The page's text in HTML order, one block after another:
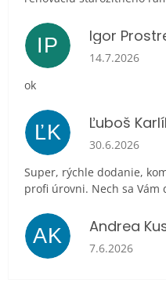
IP Igor
Hodnotenie
14.7.2026
ok
ĽK Ľuboš
Hodnotenie
30.6.2026
Super, rýchle dodanie,
profi úrovni. Nech sa Vám
AK Andrea
Hodnotenie
7.6.2026